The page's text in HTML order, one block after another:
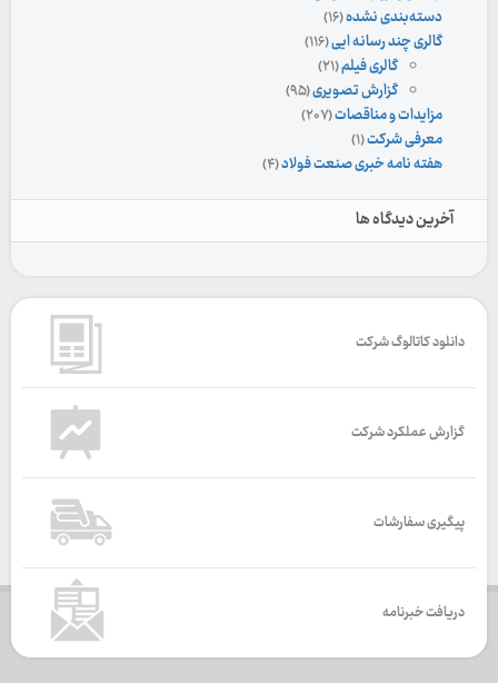
دسته‌بندی نشده(۱۶)
گالری چند رسانه ایی(۱۱۶)
گالری فیلم(۲۱)
گزارش تصویری(۹۵)
مزایدات و مناقصات(۲۰۷)
معرفی شرکت(۱)
هفته نامه خبری صنعت فولاد(۴)
آخرین دیدگاه ها
دانلود کاتالوگ شرکت
گزارش عملکرد شرکت
پیگیری سفارشات
دریافت خبرنامه